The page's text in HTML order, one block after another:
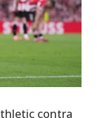
contra